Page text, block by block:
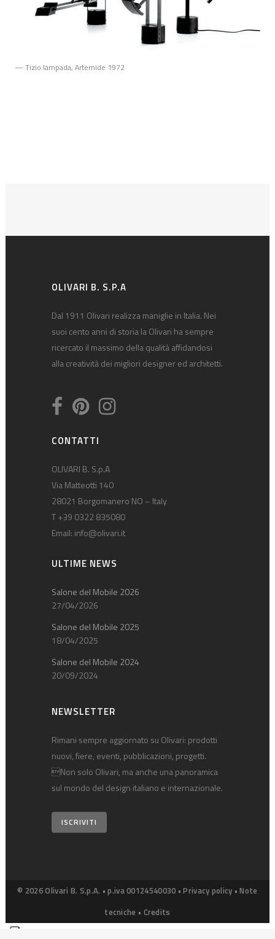
— Tizio lampada, Artemide 1972
OLIVARI B. S.P.A
Dal 1911 Olivari realizza maniglie in Italia. Nei
suoi cento anni di storia la Olivari ha sempre
ricercato il massimo della qualità affidandosi
alla creatività dei migliori designer ed architetti.
CONTATTI
OLIVARI B. S.p.A
Via Matteotti 140
28021 Borgomanero NO – Italy
T +39 0322 835080
Email: info@olivari.it
ULTIME NEWS
Salone del Mobile 2026
27/04/2026
Salone del Mobile 2025
18/04/2025
Salone del Mobile 2024
20/09/2024
NEWSLETTER
Rimani sempre aggiornato su Olivari: prodotti
nuovi, fiere, eventi, pubblicazioni, progetti.
Non solo Olivari, ma anche una panoramica
sul mondo del design italiano e internazionale.
ISCRIVITI
© 2026 Olivari B. S.p.A. • p.iva 00124540030 •Privacy policy •Note
tecniche • Credits